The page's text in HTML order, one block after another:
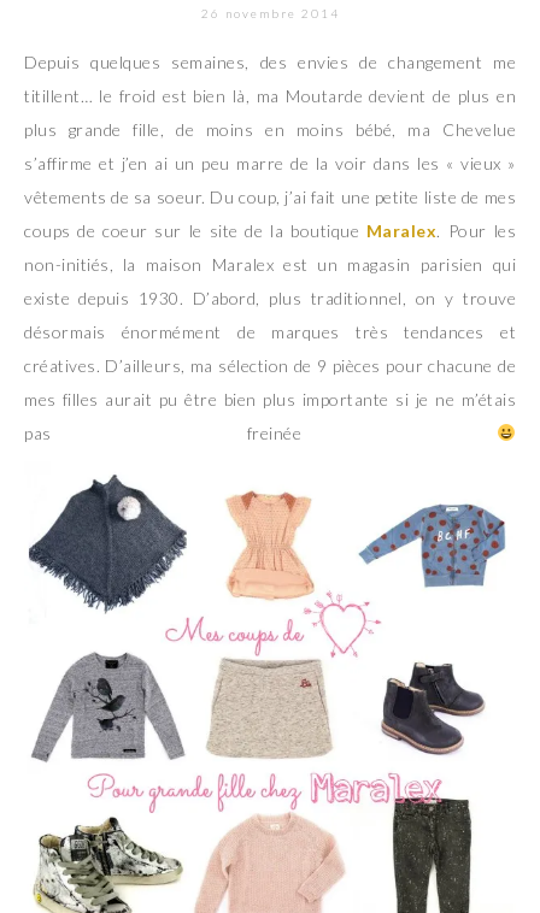
26 novembre 2014
Depuis quelques semaines, des envies de changement me
titillent… le froid est bien là, ma Moutarde devient de plus en
plus grande fille, de moins en moins bébé, ma Chevelue
s’affirme et j’en ai un peu marre de la voir dans les « vieux »
vêtements de sa soeur. Du coup, j’ai fait une petite liste de mes
coups de coeur sur le site de la boutique Maralex. Pour les
non-initiés, la maison Maralex est un magasin parisien qui
existe depuis 1930. D’abord, plus traditionnel, on y trouve
désormais énormément de marques très tendances et
créatives. D’ailleurs, ma sélection de 9 pièces pour chacune de
mes filles aurait pu être bien plus importante si je ne m’étais
pas freinée